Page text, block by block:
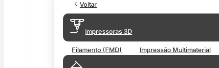
Voltar
Impressoras 3D
Filamento (FMD) Impressão Multimaterial